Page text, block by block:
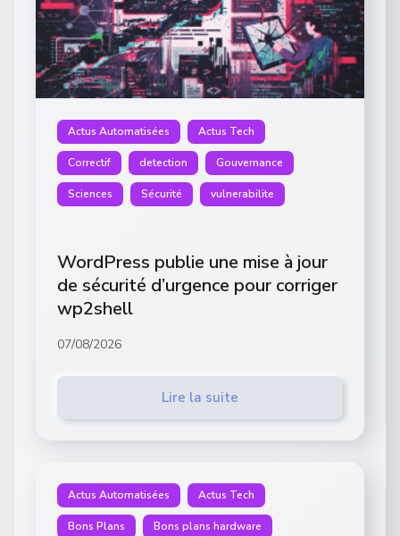
Actus Automatisées Actus Tech
Correctif detection Gouvernance
Sciences Sécurité vulnerabilite
WordPress publie une mise à jour
de sécurité d’urgence pour corriger
wp2shell
07/08/2026
Lire la suite
Actus Automatisées Actus Tech
Bons Plans Bons plans hardware